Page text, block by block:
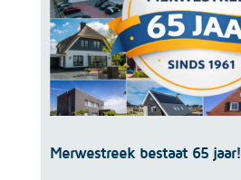
Merwestreek bestaat 65 jaar!